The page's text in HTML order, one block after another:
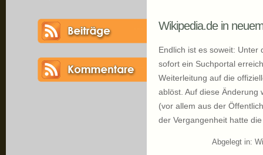
Wikipedia.de in
Endlich ist es soweit: Unter
sofort ein Suchportal
Weiterleitung auf die
ablöst. Auf diese Änderung
(vor allem aus der
der Vergangenheit hatte
Abgelegt in: